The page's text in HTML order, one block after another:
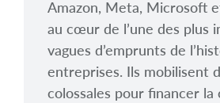
Amazon, Meta, Microsoft
au cœur de l’une des plus
vagues d’emprunts de
entreprises. Ils mobilisent
colossales pour financer